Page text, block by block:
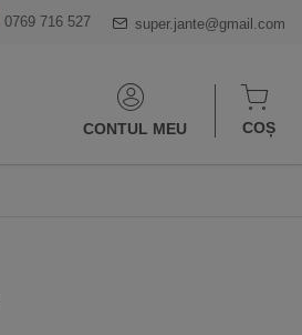
0769 716 527 super.jante@gmail.com
CONTUL MEU COȘ